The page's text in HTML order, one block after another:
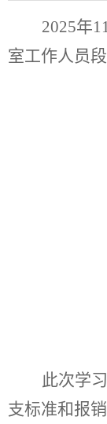
2025年
室工作人员
此次学
支标准和报